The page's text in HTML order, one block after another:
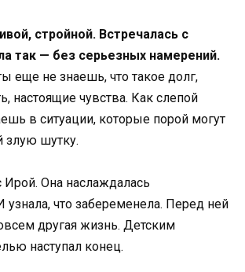
стройной. Встречалась с
так — без серьезных намерений.
еще не знаешь, что такое долг,
настоящие чувства. Как слепой
в ситуации, которые порой могут
злую шутку.
Ирой. Она наслаждалась
что забеременела. Перед ней
другая жизнь. Детским
наступал конец.